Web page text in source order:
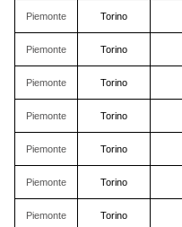
Piemonte Torino
Piemonte Torino
Piemonte Torino
Piemonte Torino
Piemonte Torino
Piemonte Torino
Piemonte Torino